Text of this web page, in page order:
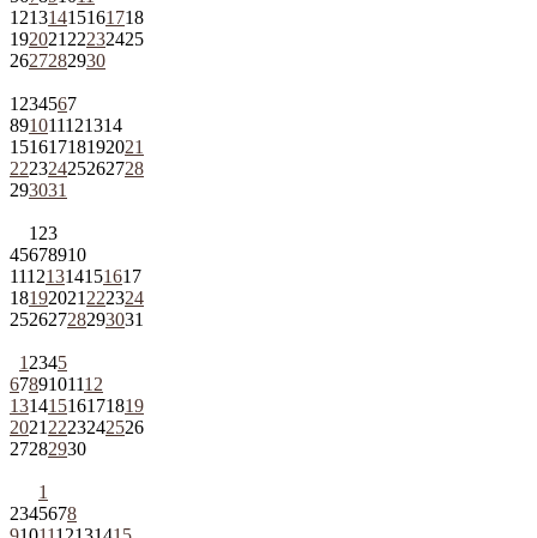
12131415161718
192021 22232425
2627282930
1 234567
891011121314
15161718192021
22232425262728
293031
1 23
45678910
11121314151617
18192021 222324
25262728293031
1 2345
6789101112
13141516171819
2021 2223242526
27282930
1
2345678